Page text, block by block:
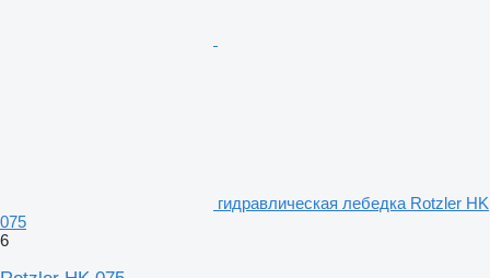
гидравлическая лебедка Rotzler HK
075
6